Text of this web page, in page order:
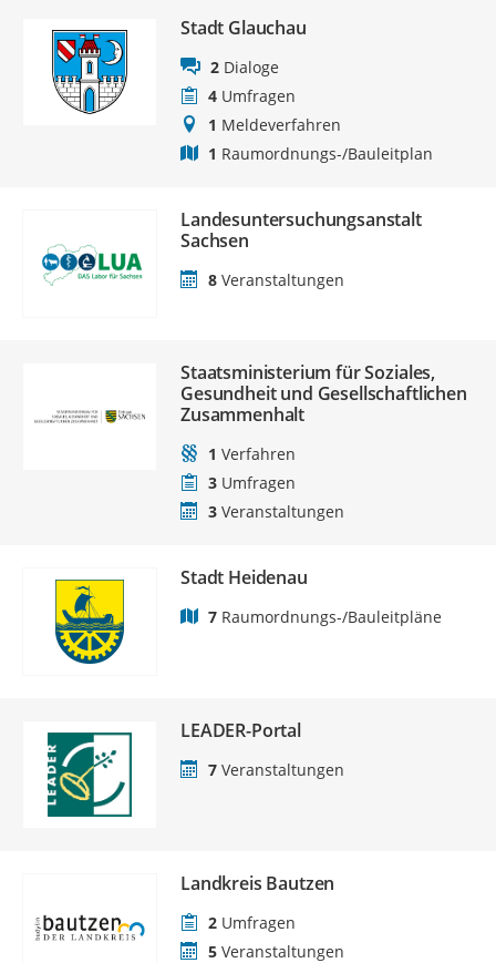
Stadt Glauchau
2 Dialoge
4 Umfragen
1 Meldeverfahren
1 Raumordnungs-/Bauleitplan
Landesuntersuchungsanstalt
Sachsen
8 Veranstaltungen
Staatsministerium für Soziales,
Gesundheit und Gesellschaftlichen
Zusammenhalt
1 Verfahren
3 Umfragen
3 Veranstaltungen
Stadt Heidenau
7 Raumordnungs-/Bauleitpläne
LEADER-Portal
7 Veranstaltungen
Landkreis Bautzen
2 Umfragen
5 Veranstaltungen